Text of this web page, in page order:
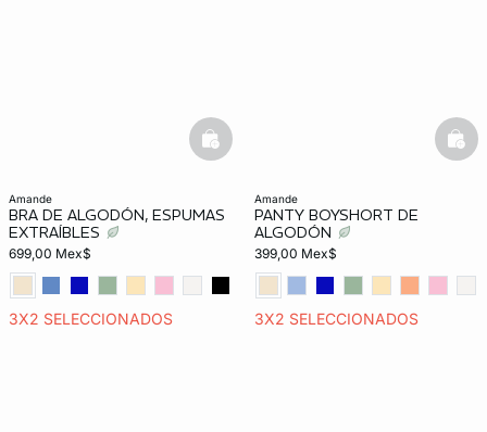
amande
BRA DE ALGODÓN, ESPUMAS
EXTRAÍBLES
699,00 Mex$
3X2 SELECCIONADOS
basketfull
amande
PANTY BOYSHORT DE
ALGODÓN
399,00 Mex$
3X2 SELECCIONADOS